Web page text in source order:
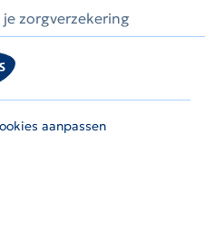
zorgverzekering
aanpassen